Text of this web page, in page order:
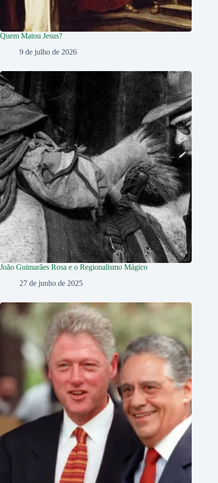
Quem Matou Jesus?
9 de julho de 2026
João Guimarães Rosa e o Regionalismo Mágico
27 de junho de 2025